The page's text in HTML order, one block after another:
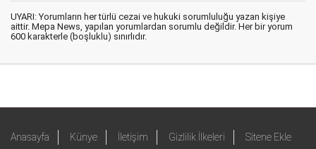
UYARI: Yorumların her türlü cezai ve hukuki sorumluluğu yazan kişiye
aittir. Mepa News, yapılan yorumlardan sorumlu değildir. Her bir yorum
600 karakterle (boşluklu) sınırlıdır.
Anasayfa Künye İletişim Gizlilik İlkeleri Sitene Ekle